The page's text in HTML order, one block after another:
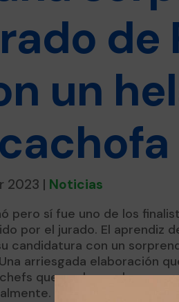
de
un
2023 | Noticias
pero sí fue uno de los
por el jurado. El aprendiz
candidatura con un
arriesgada elaboración
que evaluaron las